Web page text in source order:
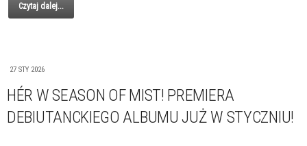
Czytaj dalej...
27 STY 2026
HÉR W SEASON OF MIST! PREMIERA
DEBIUTANCKIEGO ALBUMU JUŻ W STYCZNIU!